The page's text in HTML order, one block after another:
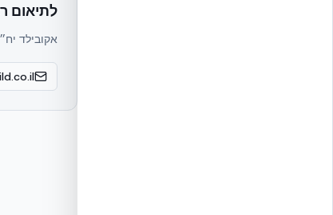
לתיאום
אקובילד